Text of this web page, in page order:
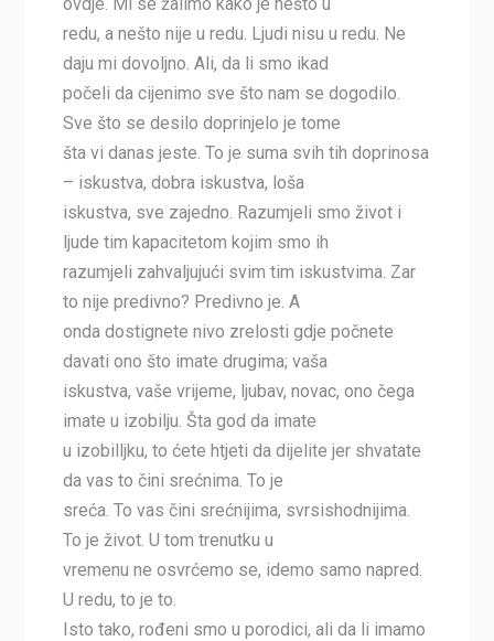
ovdje. Mi se žalimo kako je nešto u
redu, a nešto nije u redu. Ljudi nisu u redu. Ne
daju mi dovoljno. Ali, da li smo ikad
počeli da cijenimo sve što nam se dogodilo.
Sve što se desilo doprinjelo je tome
šta vi danas jeste. To je suma svih tih doprinosa
– iskustva, dobra iskustva, loša
iskustva, sve zajedno. Razumjeli smo život i
ljude tim kapacitetom kojim smo ih
razumjeli zahvaljujući svim tim iskustvima. Zar
to nije predivno? Predivno je. A
onda dostignete nivo zrelosti gdje počnete
davati ono što imate drugima; vaša
iskustva, vaše vrijeme, ljubav, novac, ono čega
imate u izobilju. Šta god da imate
u izobilljku, to ćete htjeti da dijelite jer shvatate
da vas to čini srećnima. To je
sreća. To vas čini srećnijima, svrsishodnijima.
To je život. U tom trenutku u
vremenu ne osvrćemo se, idemo samo napred.
U redu, to je to.
Isto tako, rođeni smo u porodici, ali da li imamo